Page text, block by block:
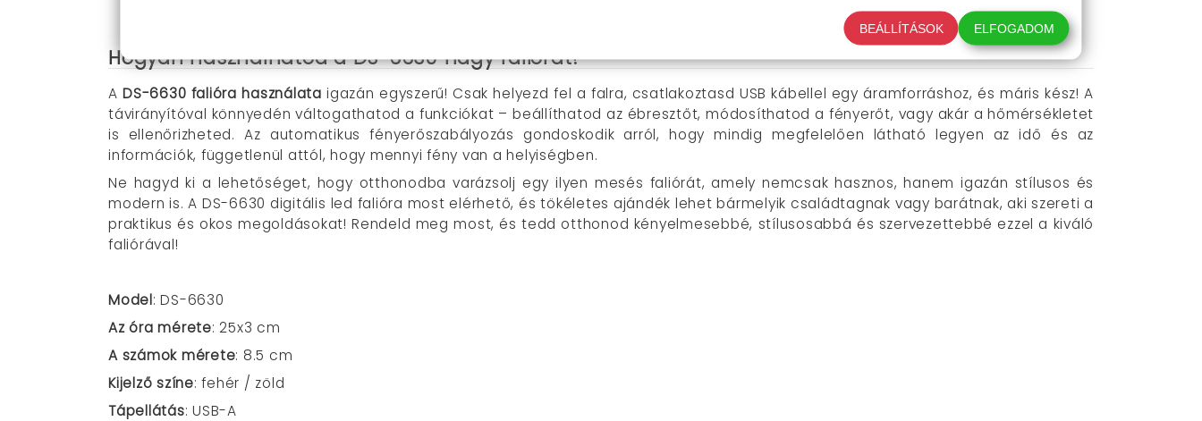
: a tápfeszültség leválasztása után is megtartja a beállításokat. 2 x AAA elem szükséges hozzá.
Hogyan használhatod a DS-6630 nagy faliórát?
ADS-6630 falióra használata igazán egyszerű! Csak helyezd fel a falra, csatlakoztasd USB kábellel egy áramforráshoz, és máris kész! A
távirányítóval könnyedén váltogathatod a funkciókat – beállíthatod az ébresztőt, módosíthatod a fényerőt, vagy akár a hőmérsékletet
is ellenőrizheted. Az automatikus fényerőszabályozás gondoskodik arról, hogy mindig megfelelően látható legyen az idő és az
információk, függetlenül attól, hogy mennyi fény van a helyiségben.
Ne hagyd ki a lehetőséget, hogy otthonodba varázsolj egy ilyen mesés faliórát, amely nemcsak hasznos, hanem igazán stílusos és
modern is. A DS-6630 digitális led falióra most elérhető, és tökéletes ajándék lehet bármelyik családtagnak vagy barátnak, aki szereti a
praktikus és okos megoldásokat! Rendeld meg most, és tedd otthonod kényelmesebbé, stílusosabbá és szervezettebbé ezzel a kiváló
faliórával!
Model: DS-6630
Az óra mérete:25x3 cm
A számok mérete: 8.5 cm
Kijelző színe: fehér / zöld
Tápellátás: USB-A
BEÁLLÍTÁSOK ELFOGADOM